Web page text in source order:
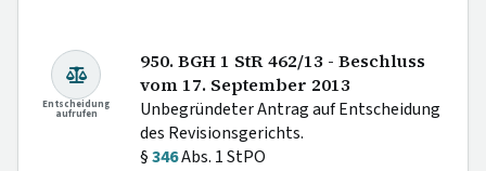
Entscheidung
aufrufen
950. BGH 1 StR 462/13 - Beschluss
vom 17. September 2013
Unbegründeter Antrag auf Entscheidung
des Revisionsgerichts.
§346Abs. 1 StPO